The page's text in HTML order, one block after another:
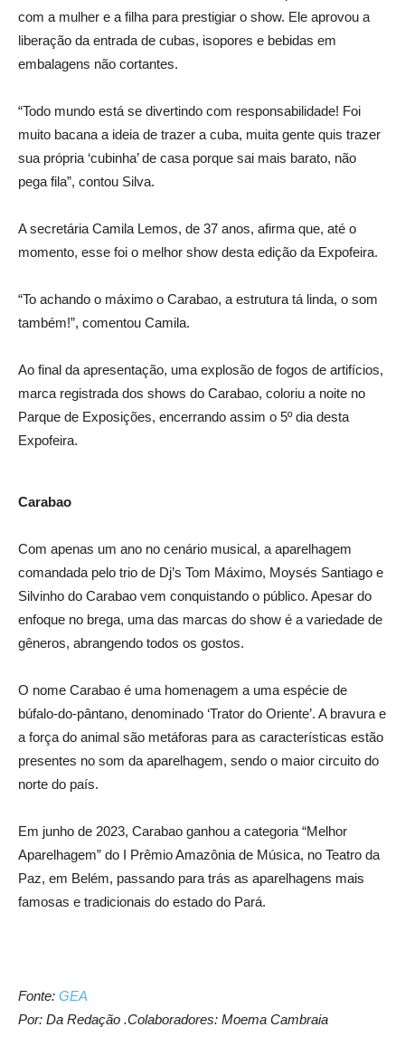
com a mulher e a filha para prestigiar o show. Ele aprovou a
liberação da entrada de cubas, isopores e bebidas em
embalagens não cortantes.
“Todo mundo está se divertindo com responsabilidade! Foi
muito bacana a ideia de trazer a cuba, muita gente quis trazer
sua própria ‘cubinha’ de casa porque sai mais barato, não
pega fila”, contou Silva.
A secretária Camila Lemos, de 37 anos, afirma que, até o
momento, esse foi o melhor show desta edição da Expofeira.
“To achando o máximo o Carabao, a estrutura tá linda, o som
também!”, comentou Camila.
Ao final da apresentação, uma explosão de fogos de artifícios,
marca registrada dos shows do Carabao, coloriu a noite no
Parque de Exposições, encerrando assim o 5º dia desta
Expofeira.
Carabao
Com apenas um ano no cenário musical, a aparelhagem
comandada pelo trio de Dj’s Tom Máximo, Moysés Santiago e
Silvinho do Carabao vem conquistando o público. Apesar do
enfoque no brega, uma das marcas do show é a variedade de
gêneros, abrangendo todos os gostos.
O nome Carabao é uma homenagem a uma espécie de
búfalo-do-pântano, denominado ‘Trator do Oriente’. A bravura e
a força do animal são metáforas para as características estão
presentes no som da aparelhagem, sendo o maior circuito do
norte do país.
Em junho de 2023, Carabao ganhou a categoria “Melhor
Aparelhagem” do I Prêmio Amazônia de Música, no Teatro da
Paz, em Belém, passando para trás as aparelhagens mais
famosas e tradicionais do estado do Pará.
Fonte: GEA
Por: Da Redação .Colaboradores: Moema Cambraia